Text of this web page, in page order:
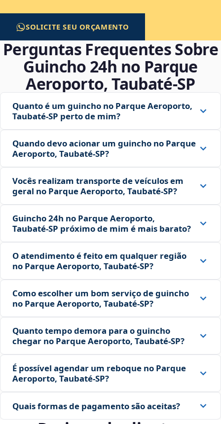
SOLICITE SEU ORÇAMENTO
Perguntas Frequentes Sobre
Guincho 24h no Parque
Aeroporto, Taubaté‑SP
Quanto é um guincho no Parque Aeroporto,
Taubaté‑SP perto de mim?
Quando devo acionar um guincho no Parque
Aeroporto, Taubaté‑SP?
Vocês realizam transporte de veículos em
geral no Parque Aeroporto, Taubaté‑SP?
Guincho 24h no Parque Aeroporto,
Taubaté‑SP próximo de mim é mais barato?
O atendimento é feito em qualquer região
no Parque Aeroporto, Taubaté‑SP?
Como escolher um bom serviço de guincho
no Parque Aeroporto, Taubaté‑SP?
Quanto tempo demora para o guincho
chegar no Parque Aeroporto, Taubaté‑SP?
É possível agendar um reboque no Parque
Aeroporto, Taubaté‑SP?
Quais formas de pagamento são aceitas?